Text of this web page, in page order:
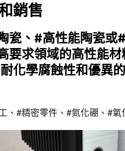
銷售
瓷、#高性能陶瓷
要求領域的高性能
化學腐蝕性和優異
、#精密零件、#氮化硼、#